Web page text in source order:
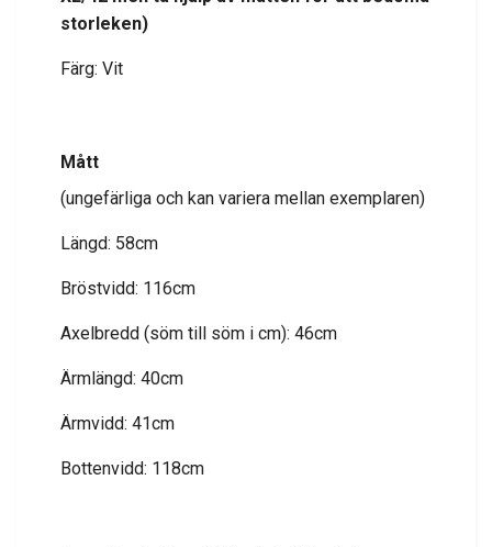
storleken)
Färg: Vit
Mått
(ungefärliga och kan variera mellan exemplaren)
Längd: 58cm
Bröstvidd: 116cm
Axelbredd (söm till söm i cm): 46cm
Ärmlängd: 40cm
Ärmvidd: 41cm
Bottenvidd: 118cm